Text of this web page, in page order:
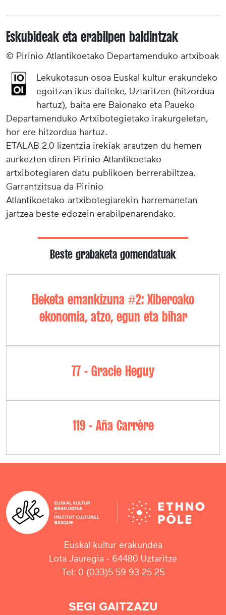
Eskubideak eta erabilpen baldintzak
© Pirinio Atlantikoetako Departamenduko artxiboak
Lekukotasun osoa Euskal kultur erakundeko
egoitzan ikus daiteke, Uztaritzen (hitzordua
hartuz), baita ere Baionako eta Paueko
Departamenduko Artxibotegietako irakurgeletan,
hor ere hitzordua hartuz.
ETALAB 2.0 lizentzia irekiak arautzen du hemen
aurkezten diren Pirinio Atlantikoetako
artxibotegiaren datu publikoen berrerabiltzea.
Garrantzitsua da Pirinio
Atlantikoetako artxibotegiarekin harremanetan
jartzea beste edozein erabilpenarendako.
Beste grabaketa gomendatuak
Eleketa emankizuna #2: Xiberoako
ekonomia, atzo, egun eta bihar
77 - Gracie Heguy
119 - Aña Carrère
Euskal kultur erakundea
Lota Jauregia - 64480 Uztaritze
Tel: 0 (033)5 59 93 25 25
SEGI GAITZAZU